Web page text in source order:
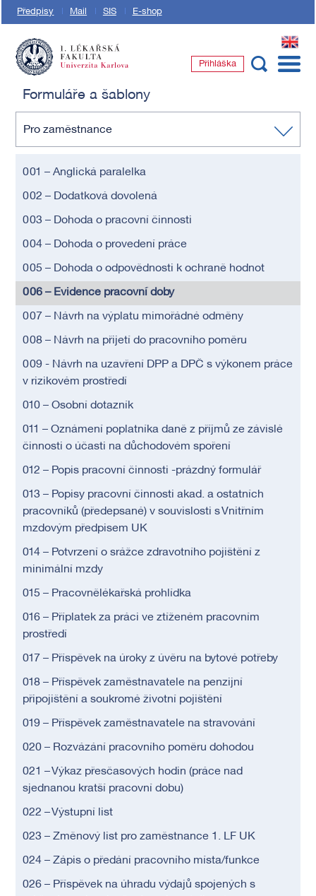
Předpisy Mail SIS E-shop
EN
Přihláška
Formuláře a šablony
Pro zaměstnance
001 – Anglická paralelka
002 – Dodatková dovolená
003 – Dohoda o pracovní činnosti
004 – Dohoda o provedení práce
005 – Dohoda o odpovědnosti k ochraně hodnot
006 – Evidence pracovní doby
007 – Návrh na výplatu mimořádné odměny
008 – Návrh na přijetí do pracovního poměru
009 - Návrh na uzavření DPP a DPČ s výkonem práce
v rizikovém prostředí
010 – Osobní dotazník
011 – Oznámení poplatníka daně z příjmů ze závislé
činnosti o účasti na důchodovém spoření
012 – Popis pracovní činnosti -prázdný formulář
013 – Popisy pracovní činnosti akad. a ostatních
pracovníků (předepsané) v souvislosti s Vnitřním
mzdovým předpisem UK
014 – Potvrzení o srážce zdravotního pojištění z
minimální mzdy
015 – Pracovnělékařská prohlídka
016 – Příplatek za práci ve ztíženém pracovním
prostředí
017 – Příspěvek na úroky z úvěru na bytové potřeby
018 – Příspěvek zaměstnavatele na penzijní
připojištění a soukromé životní pojištění
019 – Příspěvek zaměstnavatele na stravování
020 – Rozvázání pracovního poměru dohodou
021 – Výkaz přesčasových hodin (práce nad
sjednanou kratší pracovní dobu)
022 – Výstupní list
023 – Změnový list pro zaměstnance 1. LF UK
024 – Zápis o předání pracovního místa/funkce
026 – Příspěvek na úhradu výdajů spojených s